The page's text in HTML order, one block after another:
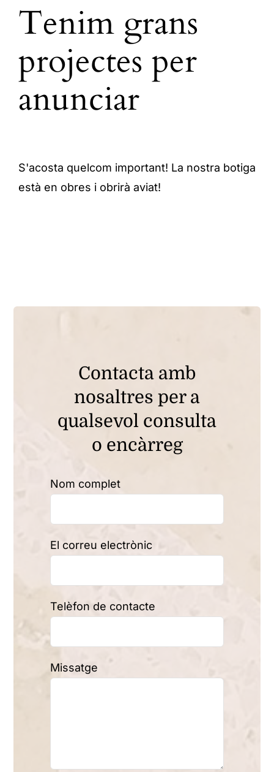
Tenim grans
projectes per
anunciar
S'acosta quelcom important! La nostra botiga
està en obres i obrirà aviat!
Contacta amb
nosaltres per a
qualsevol consulta
o encàrreg
Nom complet
El correu electrònic
Telèfon de contacte
Missatge